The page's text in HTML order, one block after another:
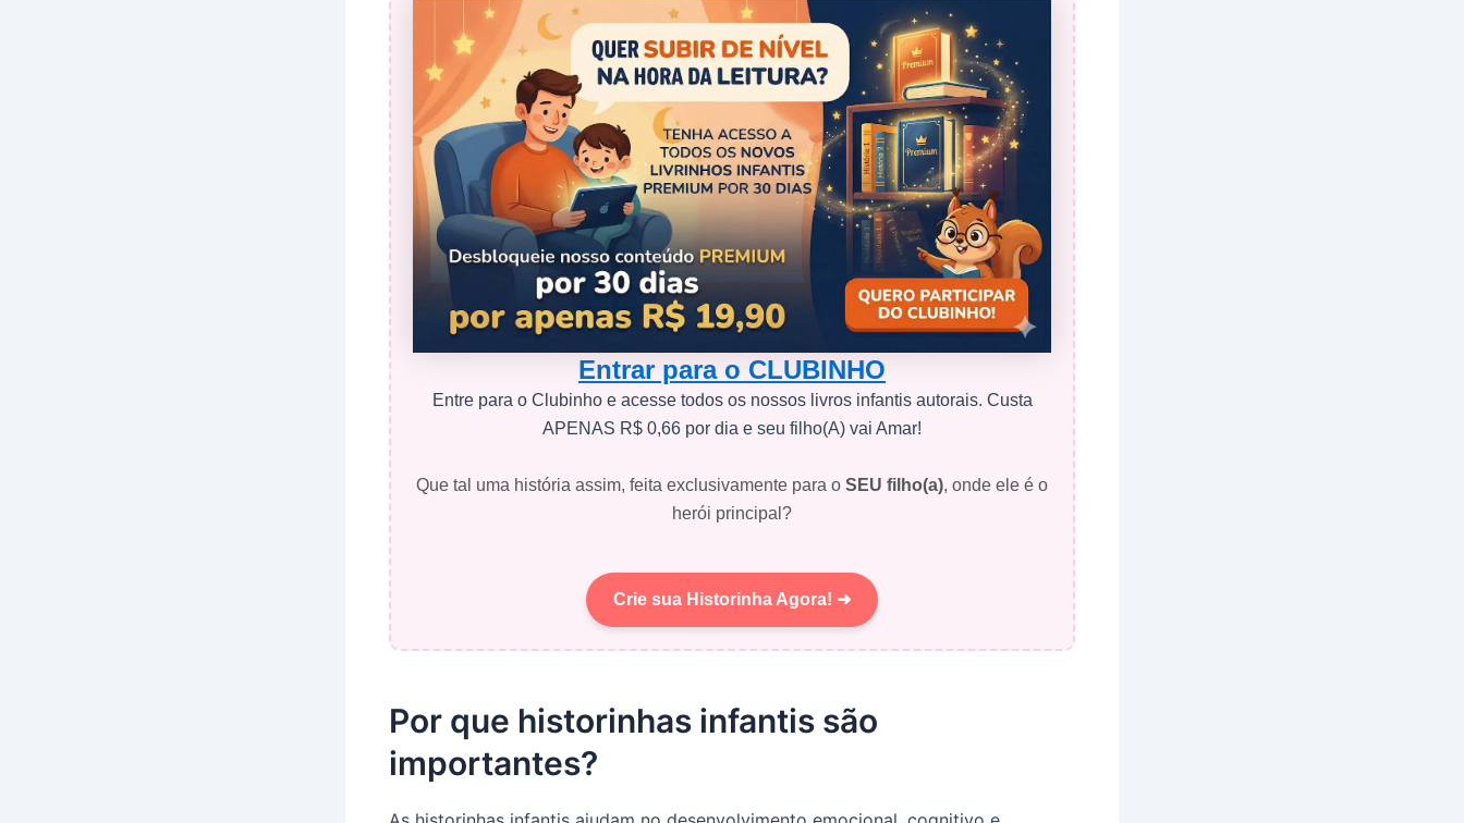
Entrar para o CLUBINHO
Entre para o Clubinho e acesse todos os nossos livros infantis autorais. Custa
APENAS R$ 0,66 por dia e seu filho(A) vai Amar!
Que tal uma história assim, feita exclusivamente para o SEU filho(a), onde ele é o
herói principal?
Crie sua Historinha Agora! ➜
Por que historinhas infantis são
importantes?